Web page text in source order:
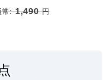
常:1,490円